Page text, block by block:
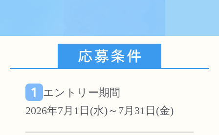
エントリー期間